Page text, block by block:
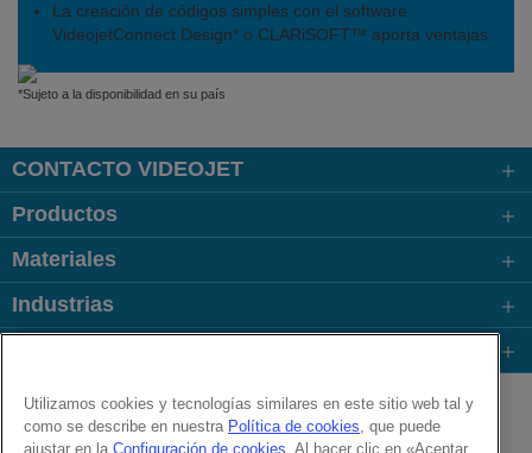
La creación de códigos simples con el software
VideojetConnect Design* o CLARiSOFT™ aporta ventajas
*Sujeto a la disponibilidad en su país
CONTACTO VIDEOJET
Productos
Materiales
Industrias
Utilizamos cookies y tecnologías similares en este sitio web tal y
como se describe en nuestra Política de cookies, que puede
ajustar en la Configuración de cookies . Al hacer clic en «Aceptar